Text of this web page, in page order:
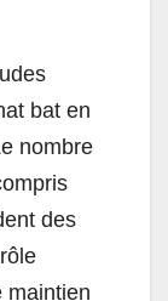
bat en
nombre
des
maintien